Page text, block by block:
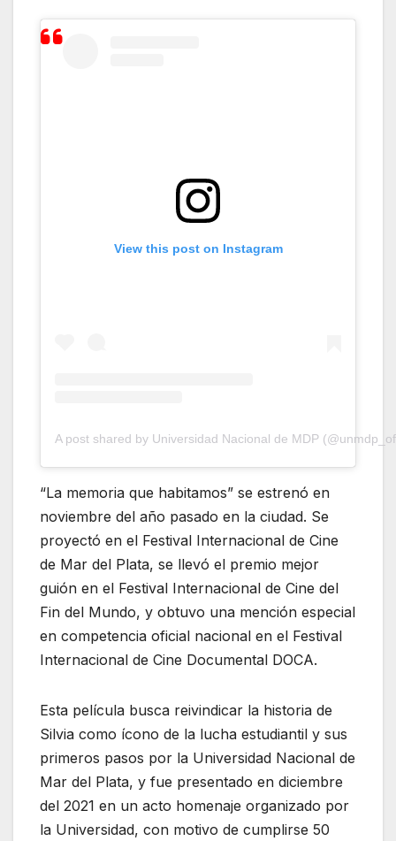
View this post on Instagram
A post shared by Universidad Nacional de MDP
“La memoria que habitamos” se estrenó en
noviembre del año pasado en la ciudad. Se
proyectó en el Festival Internacional de Cine
de Mar del Plata​, se llevó el premio mejor
guión en el Festival Internacional de Cine del
Fin del Mundo​, y obtuvo una mención especial
en competencia oficial nacional en el Festival
Internacional de Cine Documental DOCA.
Esta película busca reivindicar la historia de
Silvia como ícono de la lucha estudiantil y sus
primeros pasos por la Universidad Nacional de
Mar del Plata, y fue presentado en diciembre
del 2021 en un acto homenaje organizado por
la Universidad, con motivo de cumplirse 50